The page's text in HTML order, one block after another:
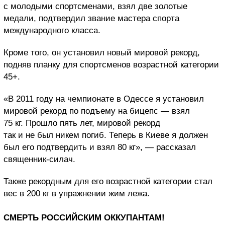
с молодыми спортсменами, взял две золотые
медали, подтвердил звание мастера спорта
международного класса.
Кроме того, он установил новый мировой рекорд,
подняв планку для спортсменов возрастной категории
45+.
«В 2011 году на чемпионате в Одессе я установил
мировой рекорд по подъему на бицепс — взял
75 кг. Прошло пять лет, мировой рекорд
так и не был никем погиб. Теперь в Киеве я должен
был его подтвердить и взял 80 кг», — рассказал
священник-силач.
Также рекордным для его возрастной категории стал
вес в 200 кг в упражнении жим лежа.
СМЕРТЬ РОССИЙСКИМ ОККУПАНТАМ!